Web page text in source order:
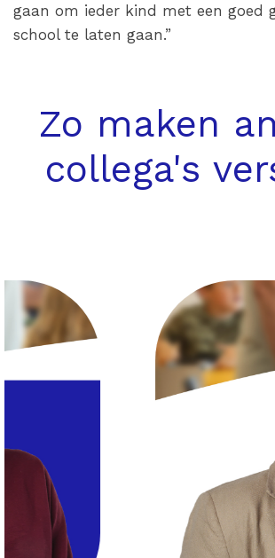
gaan om ieder kind met een goed
school te laten gaan.”
Zo maken
collega's